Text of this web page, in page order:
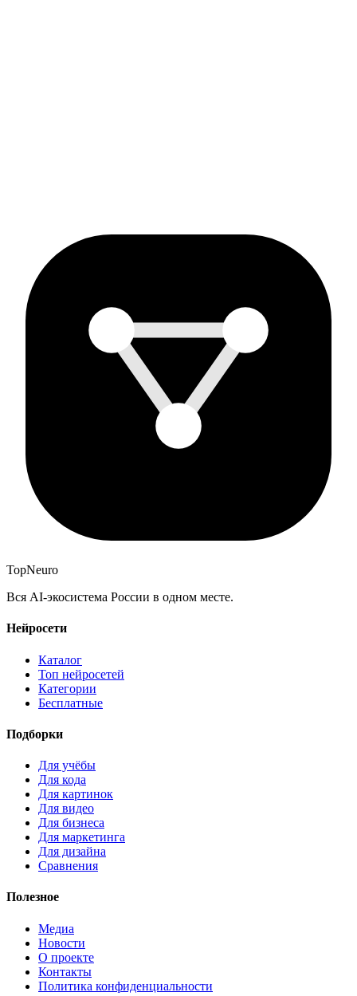
TopNeuro
Вся AI-экосистема России в одном месте.
Нейросети
Каталог
Топ нейросетей
Категории
Бесплатные
Подборки
Для учёбы
Для кода
Для картинок
Для видео
Для бизнеса
Для маркетинга
Для дизайна
Сравнения
Полезное
Медиа
Новости
О проекте
Контакты
Политика конфиденциальности